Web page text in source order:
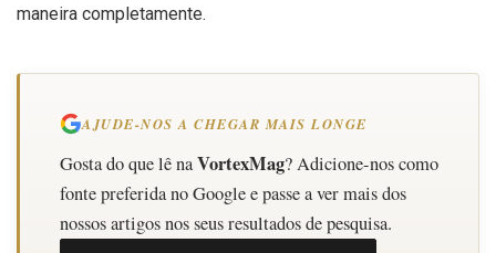
maneira completamente.
AJUDE-NOS A CHEGAR MAIS LONGE
Gosta do que lê naVortexMag? Adicione-nos como
fonte preferida no Google e passe a ver mais dos
nossos artigos nos seus resultados de pesquisa.